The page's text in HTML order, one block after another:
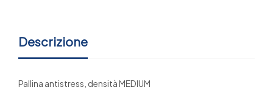
Descrizione
Pallina antistress, densità MEDIUM